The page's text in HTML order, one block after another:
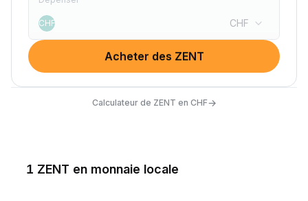
CHF CHF
Acheter des ZENT
Calculateur de ZENT en CHF→
1 ZENT en monnaie locale